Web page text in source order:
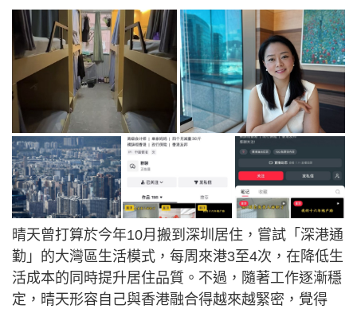
晴天曾打算於今年10月搬到深圳居住，嘗試「深港通
勤」的大灣區生活模式，每周來港3至4次，在降低生
活成本的同時提升居住品質。不過，隨著工作逐漸穩
定，晴天形容自己與香港融合得越來越緊密，覺得